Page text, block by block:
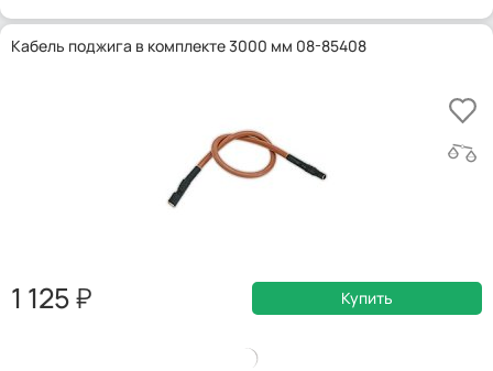
Кабель поджига в комплекте 3000 мм 08-85408
1 125 Купить